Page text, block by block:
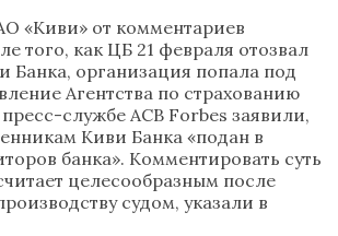
«Киви» от комментариев
того, как ЦБ 21 февраля отозвал
Банка, организация попала под
Агентства по страхованию
службе АСВ Forbes заявили,
Киви Банка «подан в
банка». Комментировать суть
целесообразным после
судом, указали в